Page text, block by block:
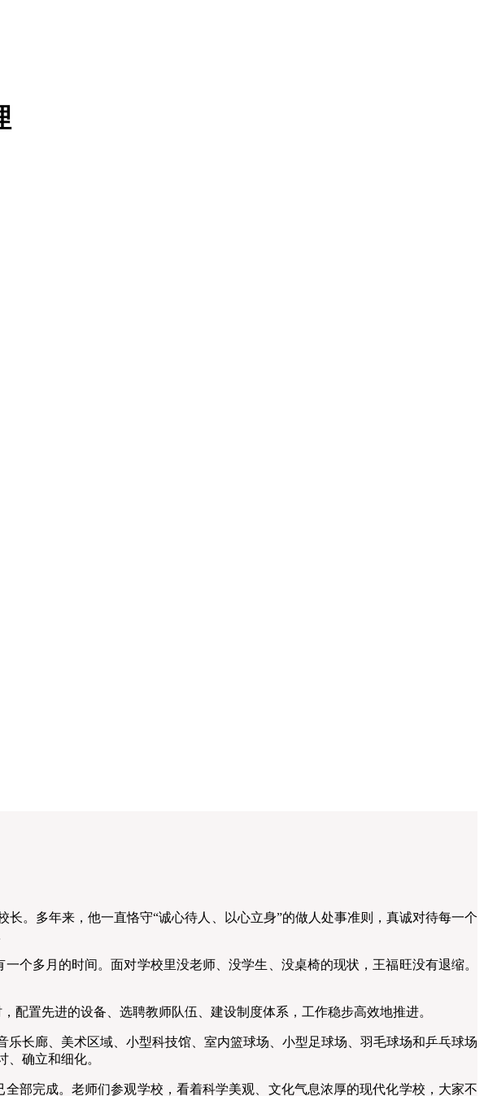
多年来，他一直恪守“诚心待人、以心立身”的做人处事准则，真诚对待每一个
多月的时间。面对学校里没老师、没学生、没桌椅的现状，王福旺没有退缩。
置先进的设备、选聘教师队伍、建设制度体系，工作稳步高效地推进。
廊、美术区域、小型科技馆、室内篮球场、小型足球场、羽毛球场和乒乓球场
确立和细化。
完成。老师们参观学校，看着科学美观、文化气息浓厚的现代化学校，大家不